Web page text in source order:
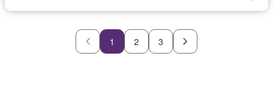
1 2 3